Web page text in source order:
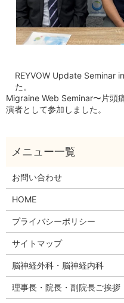
REYVOW Update Seminar
た。
Migraine Web Seminar〜片頭
演者として参加しました。
お問い合わせ
HOME
プライバシーポリシー
サイトマップ
脳神経外科・脳神経内科
理事長・院長・副院長ご挨拶